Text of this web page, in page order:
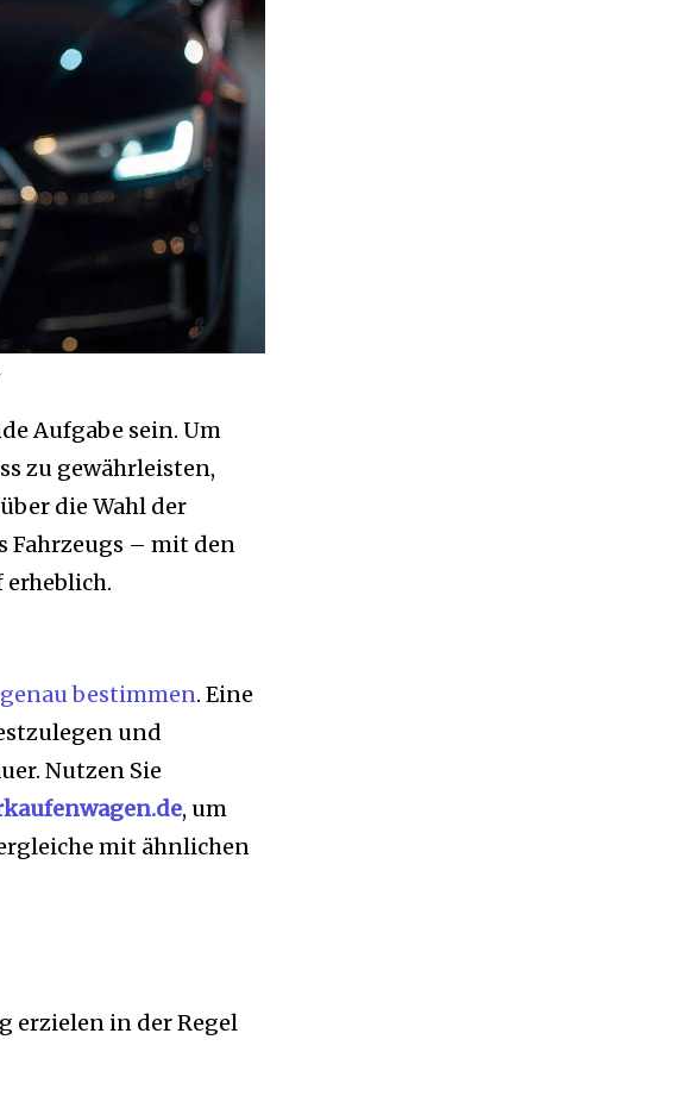
Aufgabe sein. Um
zu gewährleisten,
die Wahl der
– mit den
bestimmen. Eine
und
Nutzen Sie
, um
mit ähnlichen
erzielen in der Regel